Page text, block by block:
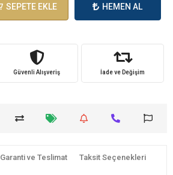
SEPETE EKLE HEMEN AL
Güvenli Alışveriş İade ve Değişim
Garanti ve Teslimat Taksit Seçenekleri